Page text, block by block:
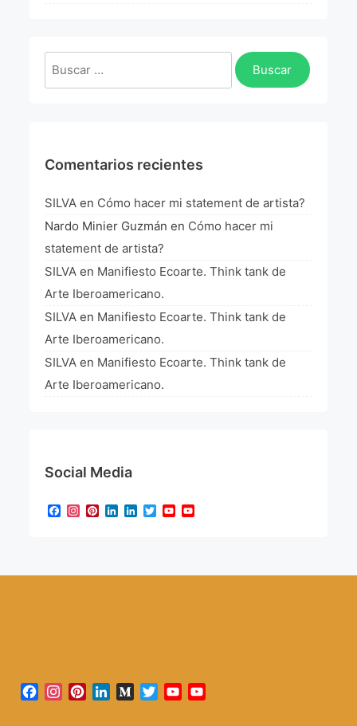
Manifiesto Ecoarte
Buscar:
Comentarios recientes
SILVA en Cómo hacer mi statement de artista?
Nardo Minier Guzmán en Cómo hacer mi
statement de artista?
SILVA en Manifiesto Ecoarte. Think tank de
Arte Iberoamericano.
SILVA en Manifiesto Ecoarte. Think tank de
Arte Iberoamericano.
SILVA en Manifiesto Ecoarte. Think tank de
Arte Iberoamericano.
Social Media
Facebook
Instagram
Pinterest
LinkedIn
LinkedIn
TwitterYouTube
Facebook
Instagram
PinterestLinkedInMediumTwitterYouTube